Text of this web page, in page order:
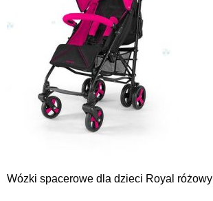
Wózki spacerowe dla dzieci Royal różowy